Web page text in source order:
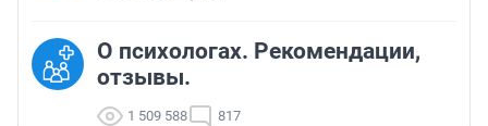
О психологах. Рекомендации,
отзывы.
1 509 588 817